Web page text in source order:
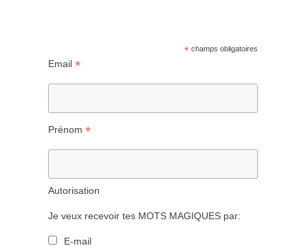
* champs obligatoires
Email *
Prénom *
Autorisation
Je veux recevoir tes MOTS MAGIQUES par:
E-mail